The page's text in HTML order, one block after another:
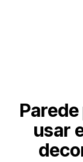
usar